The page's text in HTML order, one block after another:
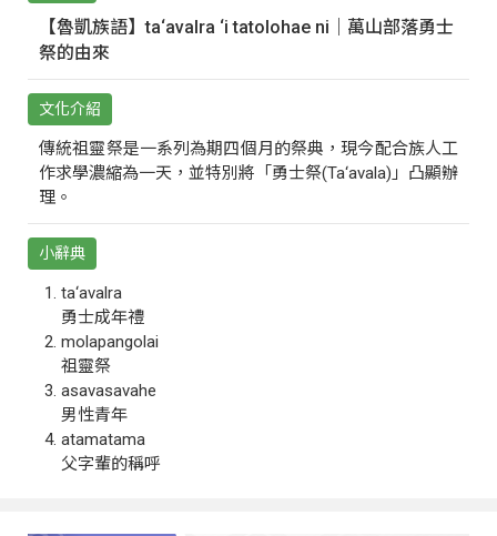
【魯凱族語】ta‘avalra ‘i tatolohae ni｜萬山部落勇士
祭的由來
文化介紹
傳統祖靈祭是一系列為期四個月的祭典，現今配合族人工
作求學濃縮為一天，並特別將「勇士祭(Ta‘avala)」凸顯辦
理。
小辭典
ta‘avalra
勇士成年禮
molapangolai
祖靈祭
asavasavahe
男性青年
atamatama
父字輩的稱呼